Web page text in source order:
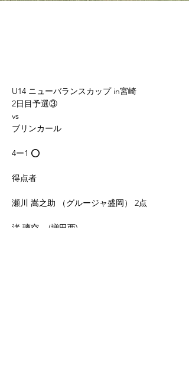
U14 ニューバランスカップ in宮崎
2日目予選③
vs
ブリンカール
4ー1 ⭕️
得点者
瀬川 嵩之助 （グルージャ盛岡） 2点
渚 璃空    (増田西)